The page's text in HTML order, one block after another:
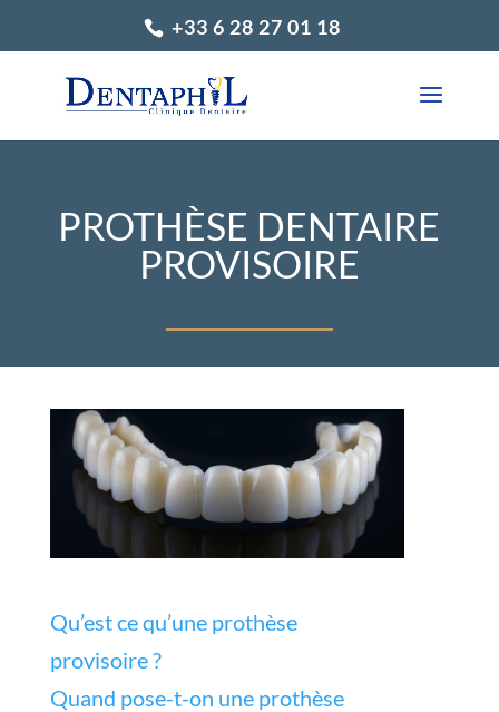
+33 6 28 27 01 18
PROTHÈSE DENTAIRE
PROVISOIRE
Qu’est ce qu’une prothèse
provisoire ?
Quand pose-t-on une prothèse